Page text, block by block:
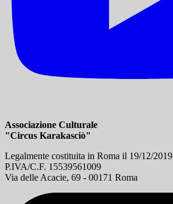
Associazione Culturale
"Circus Karakasciò"
Legalmente costituita in Roma il 19/12/2019
P.IVA/C.F. 15539561009
Via delle Acacie, 69 - 00171 Roma